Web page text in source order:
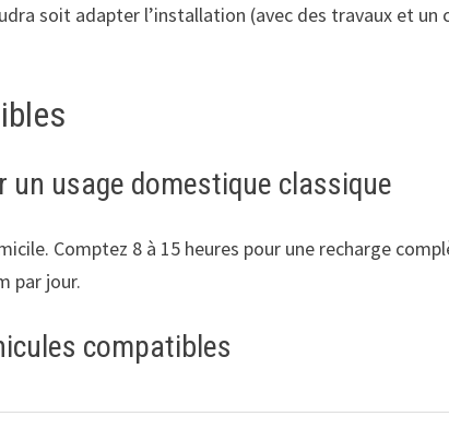
soit adapter l’installation (avec des travaux et
un usage domestique classique
Comptez 8 à 15 heures pour une recharge
par jour.
compatibles